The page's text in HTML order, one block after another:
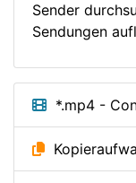
Sender
Sendungen
*.mp4 -